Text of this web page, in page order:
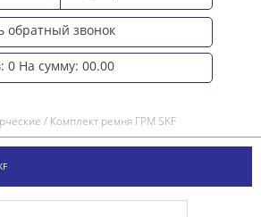
обратный звонок
0 На сумму: 00.00
/ Комплект ремня ГРМ SKF